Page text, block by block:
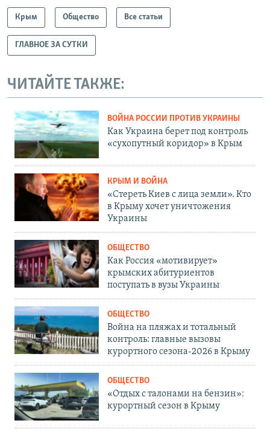
Крым Общество Все статьи
ГЛАВНОЕ ЗА СУТКИ
ЧИТАЙТЕ ТАКЖЕ:
ВОЙНА РОССИИ ПРОТИВ УКРАИНЫ
Как Украина берет под контроль
«сухопутный коридор» в Крым
КРЫМ И ВОЙНА
«Стереть Киев с лица земли». Кто
в Крыму хочет уничтожения
Украины
ОБЩЕСТВО
Как Россия «мотивирует»
крымских абитуриентов
поступать в вузы Украины
ОБЩЕСТВО
Война на пляжах и тотальный
контроль: главные вызовы
курортного сезона-2026 в Крыму
ОБЩЕСТВО
«Отдых с талонами на бензин»:
курортный сезон в Крыму